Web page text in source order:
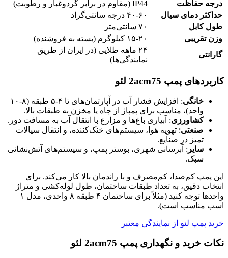
درجه حفاظت
IP44 (مقاوم در برابر گردوغبار و رطوبت)
حداکثر دمای سیال
۴۰-۶۰ درجه سانتی‌گراد
طول کابل
۷۰ سانتی‌متر
وزن تقریبی
۱۵-۲۰ کیلوگرم (بسته به فروشنده)
گارانتی
۲۴ ماهه طلایی (در ایران از طریق
نمایندگی‌ها)
کاربردهای پمپ 2acm75 لئو
خانگی
: افزایش فشار آب در آپارتمان‌های تا ۴-۵ طبقه (۸-۱۰
واحد)، مناسب برای پمپاژ از چاه یا مخزن به طبقات بالا.
کشاورزی: آبیاری باغ‌ها و مزارع با انتقال آب به مسافت دور.
صنعتی: تهویه هوا، سیستم‌های خنک‌کننده، و انتقال سیالات
تمیز در صنایع.
سایر : آبرسانی شهری، بوستر پمپ، و سیستم‌های آتش‌نشانی
سبک.
این پمپ کم‌صدا، کم‌مصرف و با راندمان بالا کار می‌کند. برای
انتخاب دقیق، به تعداد طبقات ساختمان، طول لوله‌کشی و متراژ
واحدها توجه کنید (مثلاً برای ساختمان ۴ طبقه ۸ واحدی، مدل ۱
اسب مناسب است).
خرید پمپ لئو از نمایندگی معتبر
نکات خرید و نگهداری پمپ 2acm75 لئو